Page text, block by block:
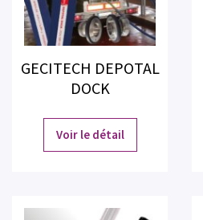
GECITECH DEPOTAL
DOCK
Voir le détail